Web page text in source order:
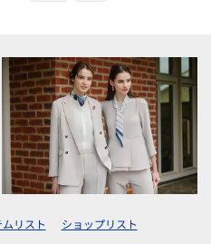
ムリスト ショップリスト